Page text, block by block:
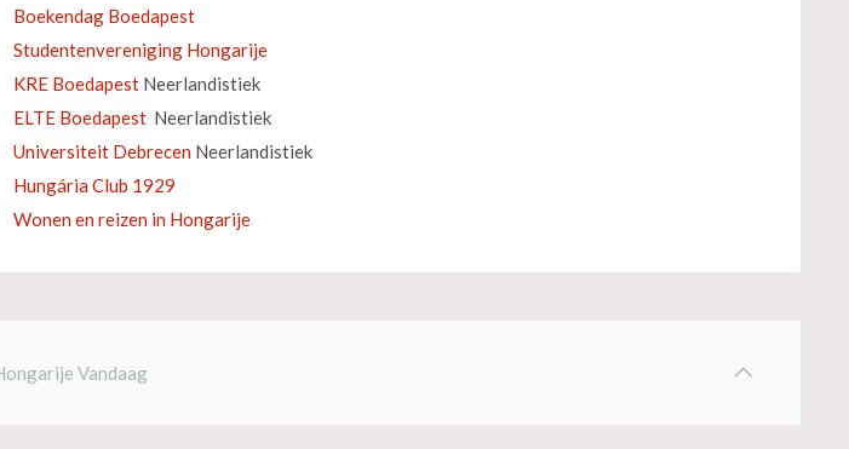
Boekendag Boedapest
Studentenvereniging Hongarije
KRE Boedapest Neerlandistiek
ELTE Boedapest Neerlandistiek
Universiteit Debrecen Neerlandistiek
Hungária Club 1929
Wonen en reizen in Hongarije
Vandaag